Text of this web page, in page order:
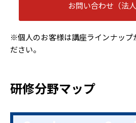
お問い合わせ（法人
※個人のお客様は講座ラインナップ
ださい。
研修分野マップ